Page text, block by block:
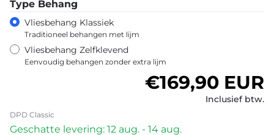
Type Behang
Vliesbehang Klassiek
Traditioneel behangen met lijm
Vliesbehang Zelfklevend
Eenvoudig behangen zonder extra lijm
Normale prijs
€169,90 EUR
Inclusief btw.
DPD Classic
Geschatte levering: 12 aug. - 14 aug.